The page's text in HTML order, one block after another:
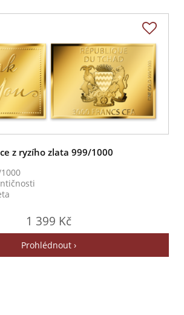
z ryzího zlata 999/1000
1 399 Kč
Prohlédnout ›